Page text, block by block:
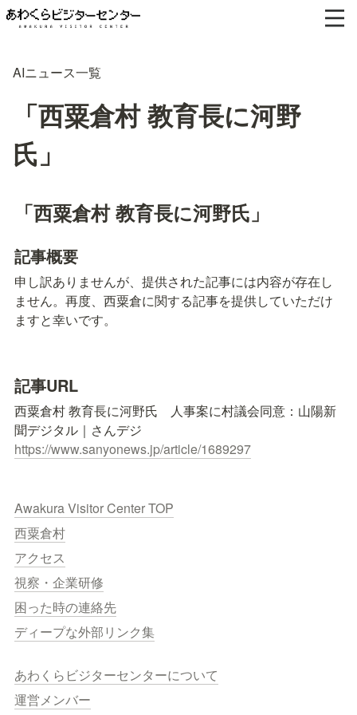
AIニュース一覧
「西粟倉村 教育長に河野
氏」
「西粟倉村 教育長に河野氏」
記事概要
申し訳ありませんが、提供された記事には内容が存在し
ません。再度、西粟倉に関する記事を提供していただけ
ますと幸いです。
記事URL
西粟倉村 教育長に河野氏　人事案に村議会同意：山陽新
https://www.sanyonews.jp/article/1689297
Awakura Visitor Center TOP
西粟倉村
アクセス
視察・企業研修
困った時の連絡先
ディープな外部リンク集
あわくらビジターセンターについて
運営メンバー